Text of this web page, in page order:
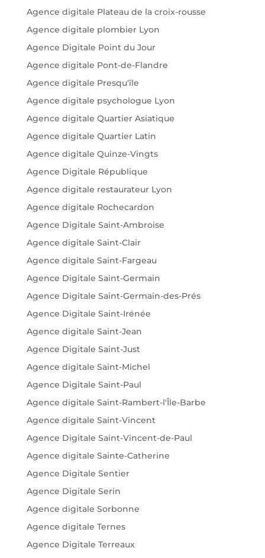
Agence digitale Plateau de la croix-rousse
Agence digitale plombier Lyon
Agence Digitale Point du Jour
Agence digitale Pont-de-Flandre
Agence digitale Presqu'île
Agence digitale psychologue Lyon
Agence digitale Quartier Asiatique
Agence digitale Quartier Latin
Agence digitale Quinze-Vingts
Agence Digitale République
Agence digitale restaurateur Lyon
Agence digitale Rochecardon
Agence Digitale Saint-Ambroise
Agence digitale Saint-Clair
Agence digitale Saint-Fargeau
Agence Digitale Saint-Germain
Agence Digitale Saint-Germain-des-Prés
Agence Digitale Saint-Irénée
Agence digitale Saint-Jean
Agence Digitale Saint-Just
Agence digitale Saint-Michel
Agence Digitale Saint-Paul
Agence digitale Saint-Rambert-l'Île-Barbe
Agence digitale Saint-Vincent
Agence Digitale Saint-Vincent-de-Paul
Agence digitale Sainte-Catherine
Agence Digitale Sentier
Agence Digitale Serin
Agence digitale Sorbonne
Agence digitale Ternes
Agence Digitale Terreaux